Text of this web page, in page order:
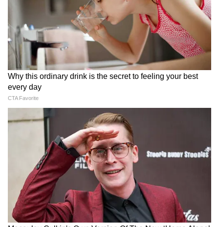
Image Credit :Getty
বৃষ (Taurus Love Horoscope):
আজ আপনি সহকর্মীর কাছ থেকে প্রস্তাব পাবেন।
তাদের কথা মনোযোগ দিয়ে শুনুন এবং তারপরই
সিদ্ধান্ত নিন। মনে রাখবেন, হৃদয় কাঁচের মতো
ভঙ্গুর, যা এক ধাক্কায় ভেঙে যেতে পারে।
3
12